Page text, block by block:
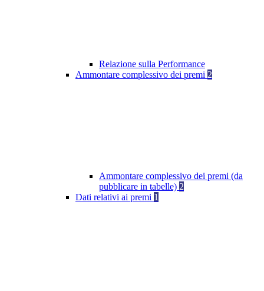
Relazione sulla Performance
Ammontare complessivo dei premi 2
Ammontare complessivo dei premi (da
pubblicare in tabelle) 2
Dati relativi ai premi 1